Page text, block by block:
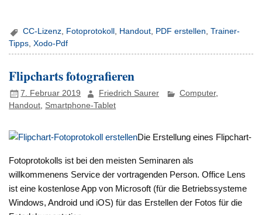
CC-Lizenz, Fotoprotokoll , Handout, PDF erstellen,Trainer-
Tipps ,Xodo-Pdf
Flipcharts fotografieren
7. Februar 2019 Friedrich Saurer Computer,
Handout Smartphone-Tablet
Die Erstellung eines Flipchart-
Fotoprotokolls ist bei den meisten Seminaren als
willkommenens Service der vortragenden Person. Office Lens
ist eine kostenlose App von Microsoft (für die Betriebssysteme
Windows, Android und iOS) für das Erstellen der Fotos für die